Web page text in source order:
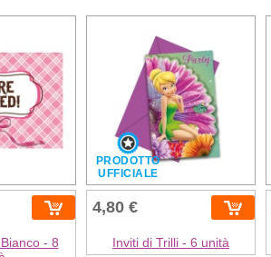
- 8
PRODOTTO
UFFICIALE
4,80 €
Inviti di Trilli - 6 unità